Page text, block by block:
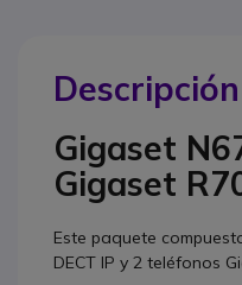
Gigaset
Gigaset
Este paquete
DECT IP y 2 teléfonos